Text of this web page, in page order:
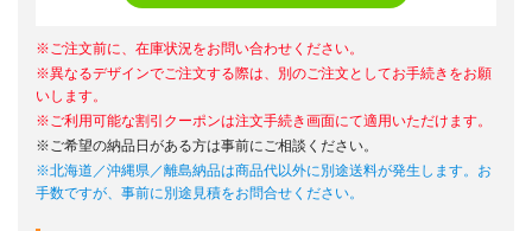
※ご注文前に、在庫状況をお問い合わせください。
※異なるデザインでご注文する際は、別のご注文としてお手続きをお願
いします。
※ご利用可能な割引クーポンは注文手続き画面にて適用いただけます。
※ご希望の納品日がある方は事前にご相談ください。
※北海道／沖縄県／離島納品は商品代以外に別途送料が発生します。お
手数ですが、事前に別途見積をお問合せください。